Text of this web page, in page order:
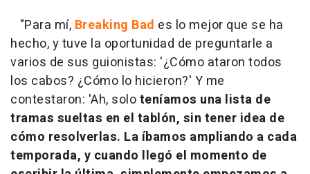
"Para mí, Breaking Bad es lo mejor que se ha
hecho, y tuve la oportunidad de preguntarle a
varios de sus guionistas: '¿Cómo ataron todos
los cabos? ¿Cómo lo hicieron?' Y me
contestaron: 'Ah, soloteníamos una lista de
tramas sueltas en el tablón, sin tener idea de
cómo resolverlas. La íbamos ampliando a cada
temporada, y cuando llegó el momento de